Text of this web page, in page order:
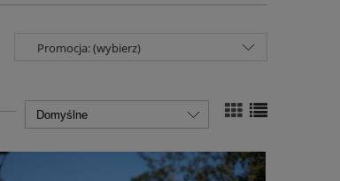
Promocja: (wybierz)